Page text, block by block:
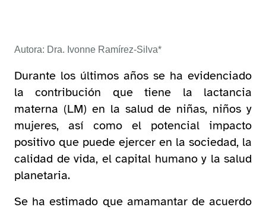
Autora: Dra. Ivonne Ramírez-Silva*
Durante los últimos años se ha evidenciado
la contribución que tiene la lactancia
materna (LM) en la salud de niñas, niños y
mujeres, así como el potencial impacto
positivo que puede ejercer en la sociedad, la
calidad de vida, el capital humano y la salud
planetaria.
Se ha estimado que amamantar de acuerdo